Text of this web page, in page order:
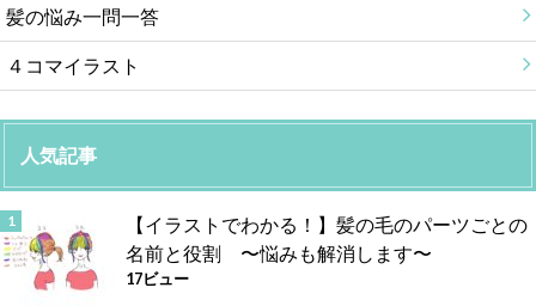
髪の悩み一問一答
４コマイラスト
人気記事
【イラストでわかる！】髪の毛のパーツごとの
名前と役割 〜悩みも解消します〜
17ビュー